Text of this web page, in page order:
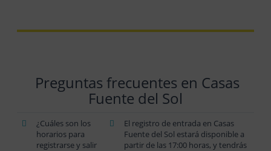
Preguntas frecuentes en Casas
Fuente del Sol
¿Cuáles son los
horarios para
registrarse y salir
El registro de entrada en Casas
Fuente del Sol estará disponible a
partir de las 17:00 horas, y tendrás